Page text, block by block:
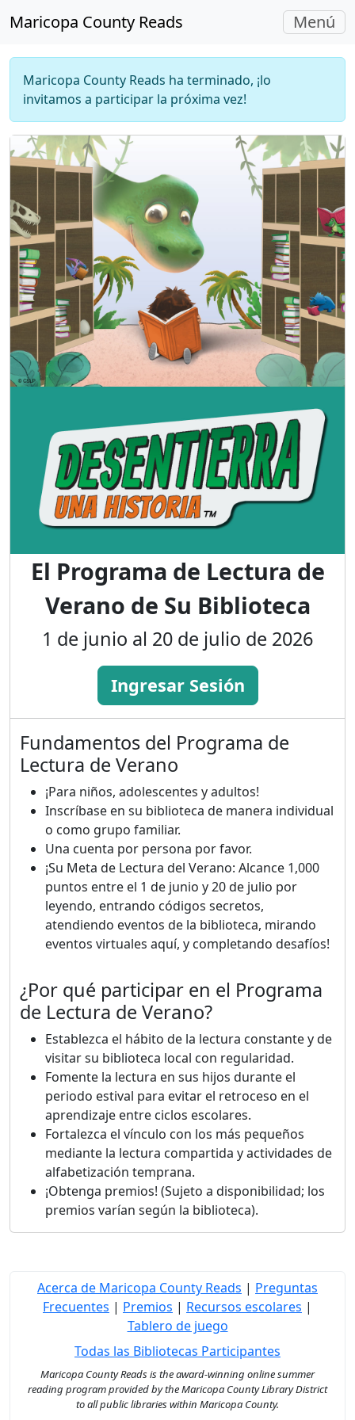
Maricopa County Reads
Alterna
Menú
Maricopa County Reads ha terminado, ¡lo
invitamos a participar la próxima vez!
El Programa de Lectura de
Verano de Su Biblioteca
1 de junio al 20 de julio de 2026
Ingresar Sesión
Fundamentos del Programa de
Lectura de Verano
¡Para niños, adolescentes y adultos!
Inscríbase en su biblioteca de manera individual
o como grupo familiar.
Una cuenta por persona por favor.
¡Su Meta de Lectura del Verano: Alcance 1,000
puntos entre el 1 de junio y 20 de julio por
leyendo, entrando códigos secretos,
atendiendo eventos de la biblioteca, mirando
eventos virtuales aquí, y completando desafíos!
¿Por qué participar en el Programa
de Lectura de Verano?
Establezca el hábito de la lectura constante y de
visitar su biblioteca local con regularidad.
Fomente la lectura en sus hijos durante el
periodo estival para evitar el retroceso en el
aprendizaje entre ciclos escolares.
Fortalezca el vínculo con los más pequeños
mediante la lectura compartida y actividades de
alfabetización temprana.
¡Obtenga premios! (Sujeto a disponibilidad; los
premios varían según la biblioteca).
Acerca de Maricopa County Reads | Preguntas
Frecuentes | Premios | Recursos escolares |
Tablero de juego
Todas las Bibliotecas Participantes
Maricopa County Reads is the award-winning online summer
reading program provided by the Maricopa County Library District
to all public libraries within Maricopa County.